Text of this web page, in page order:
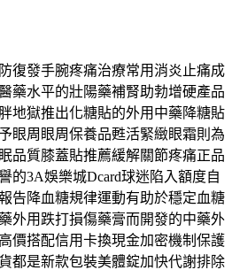
復發手腕疼痛治療常用消炎止痛成
藥水平的壯陽藥補腎助勃增硬產品
地獄推出化糖貼的外用中藥降糖貼
眼周眼周保養品甦活緊緻眼霜則為
品質膝蓋貼推薦緩解關節疼痛正品
的3A娛樂城Dcard球迷陷入額度自
告降血糖規律運動有助於穩定血糖
外用跌打損傷藥膏而開發的中藥外
價搭配信用卡換現金加密機制保護
都是新款包裝美體錠加快代謝排除